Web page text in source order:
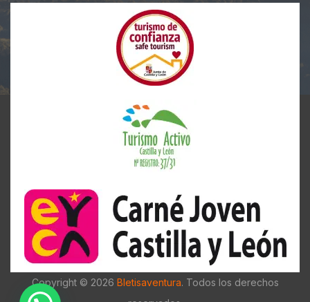
Copyright © 2026 Bletisaventura. Todos los derechos